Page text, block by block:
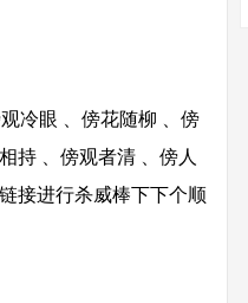
冷眼 、傍花随柳 、傍
持 、傍观者清 、傍人
接进行杀威棒下下个顺